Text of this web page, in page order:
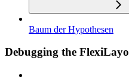
Baum der Hypothesen
Debugging the